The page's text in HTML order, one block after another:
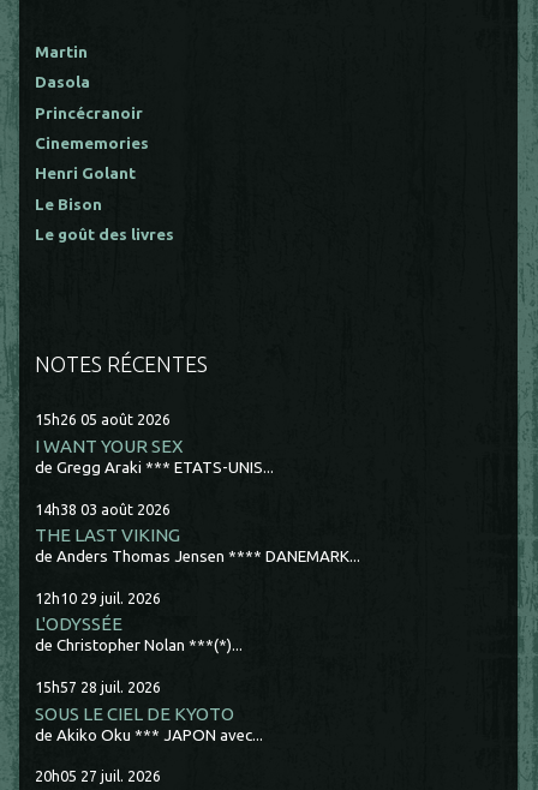
Martin
Dasola
Princécranoir
Cinememories
Henri Golant
Le Bison
Le goût des livres
NOTES RÉCENTES
15h26 05 août 2026
I WANT YOUR SEX
de Gregg Araki *** ETATS-UNIS...
14h38 03 août 2026
THE LAST VIKING
de Anders Thomas Jensen **** DANEMARK...
12h10 29 juil. 2026
L'ODYSSÉE
de Christopher Nolan ***(*)...
15h57 28 juil. 2026
SOUS LE CIEL DE KYOTO
de Akiko Oku *** JAPON avec...
20h05 27 juil. 2026